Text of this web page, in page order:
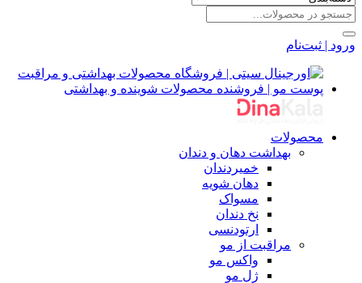
ورود | ثبت‌نام
محصولات
بهداشت دهان و دندان
خمیردندان
دهان شویه
مسواک
نخ دندان
ارتودنسی
مراقبت از مو
واکس مو
ژل مو